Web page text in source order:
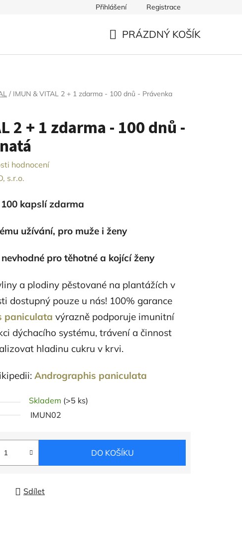
Přihlášení Registrace
PRÁZDNÝ KOŠÍK
/ IMUN & VITAL 2 + 1 zdarma - 100 dnů - Právenka
2 + 1 zdarma - 100 dnů -
hodnocení
s.r.o.
kapslí zdarma
užívání, pro muže i ženy
pro těhotné a kojící ženy
a plodiny pěstované na plantážích v
dostupný pouze u nás! 100% garance
paniculata výrazně podporuje imunitní
dýchacího systému, trávení a činnost
hladinu cukru v krvi.
Andrographis paniculata
Skladem (>5 ks)
IMUN02
DO KOŠÍKU
Sdílet